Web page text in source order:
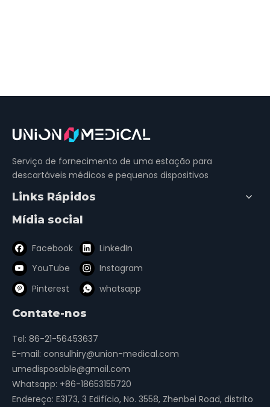
Serviço de fornecimento de uma estação para
descartáveis ​​médicos e pequenos dispositivos
Links Rápidos
Mídia social
Facebook
LinkedIn
YouTube
Instagram
Pinterest
whatsapp
Contate-nos
Tel: 86-21-56453637
E-mail: consulhiry@union-medical.com
umedisposable@gmail.com
Whatsapp: +86-18653155720
Endereço: E3173, 3 Edifício, No. 3558, Zhenbei Road, distrito